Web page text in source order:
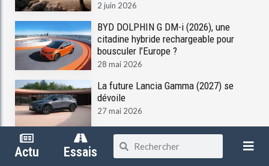
2 juin 2026
BYD DOLPHIN G DM-i (2026), une
citadine hybride rechargeable pour
bousculer l’Europe ?
28 mai 2026
La future Lancia Gamma (2027) se
dévoile
27 mai 2026
Toute l'Actualité
Actu Essais